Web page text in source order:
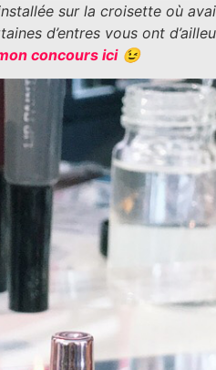
sur la croisette où
d’entres vous ont
concours ici😉